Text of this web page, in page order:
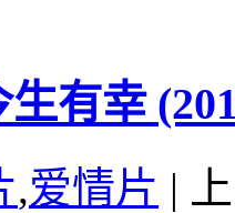
有幸
,爱情片 |